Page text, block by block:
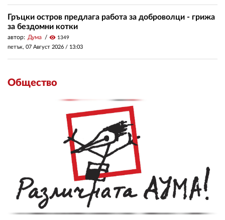
Гръцки остров предлага работа за доброволци - грижа
за бездомни котки
автор: Дума visibility 1349
петък, 07 Август 2026 / 13:03
Общество